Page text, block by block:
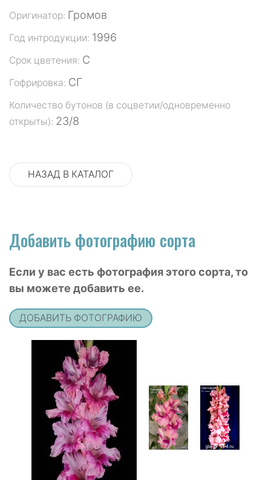
Оригинатор: Громов
Год интродукции: 1996
Срок цветения: С
Гофрировка: СГ
Количество бутонов (в соцветии/одновременно
открыты): 23/8
НАЗАД В КАТАЛОГ
Добавить фотографию сорта
Если у вас есть фотография этого сорта, то
вы можете добавить ее.
ДОБАВИТЬ ФОТОГРАФИЮ